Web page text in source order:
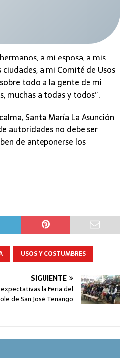
a mi esposa, a mis
a mi Comité de Usos
todo a la gente de mi
muchas a todas y todos”.
Santa María La Asunción
autoridades no debe ser
de anteponerse los
USOS Y COSTUMBRES
SIGUIENTE
la Feria del
de San José Tenango